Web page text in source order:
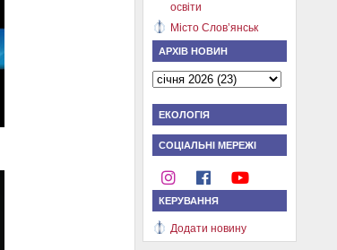
освіти
Місто Слов’янськ
АРХІВ НОВИН
ЕКОЛОГІЯ
СОЦІАЛЬНІ МЕРЕЖІ
КЕРУВАННЯ
Додати новину